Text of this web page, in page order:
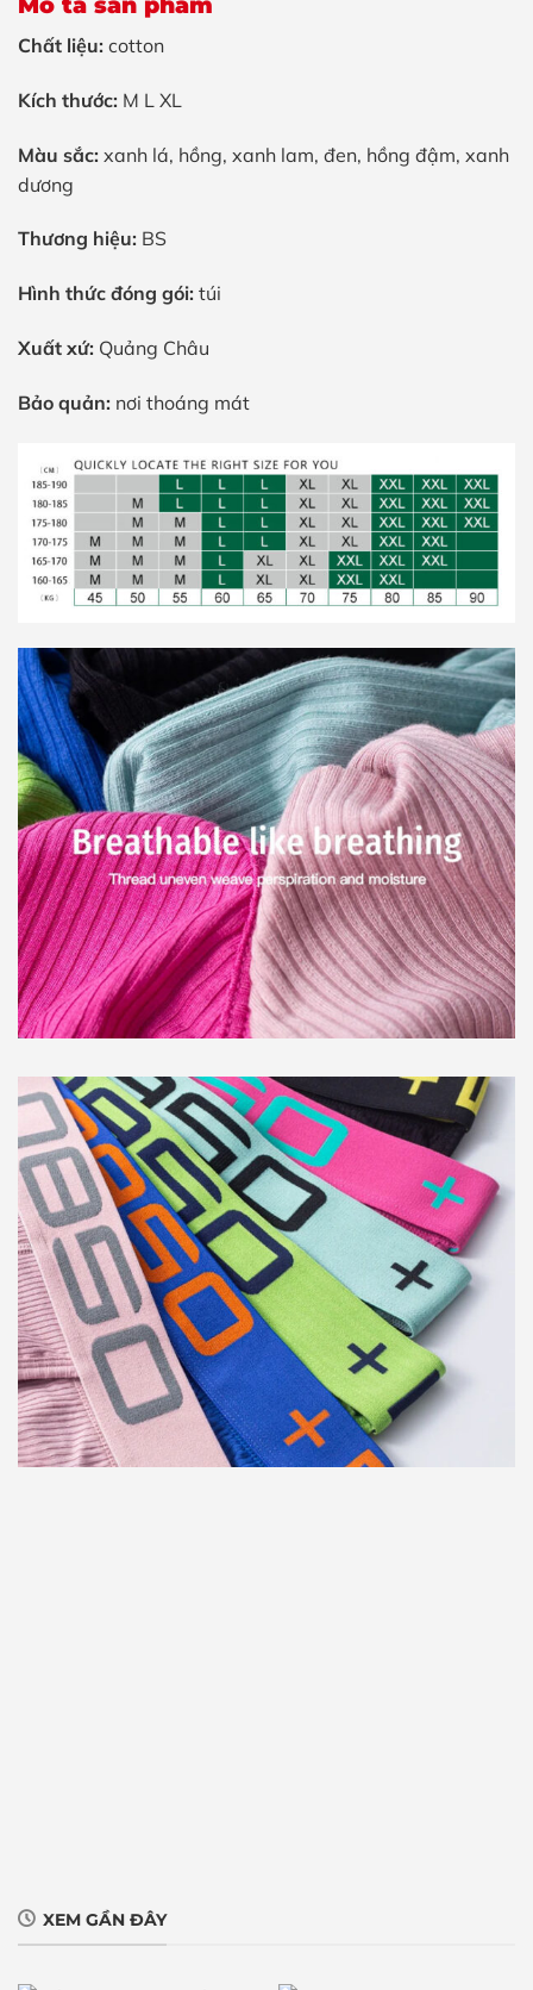
Chất liệu: cotton
Kích thước: M L XL
Màu sắc: xanh lá, hồng, xanh lam, đen, hồng đậm, xanh
dương
Thương hiệu: BS
Hình thức đóng gói: túi
Xuất xứ: Quảng Châu
Bảo quản: nơi thoáng mát
XEM GẦN ĐÂY